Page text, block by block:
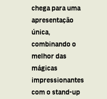
chega para uma
apresentação
única,
combinando o
melhor das
mágicas
impressionantes
com o stand-up